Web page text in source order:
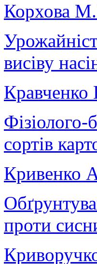
Корхова
висіву
Фізіолого-
сортів
Кривенко
проти